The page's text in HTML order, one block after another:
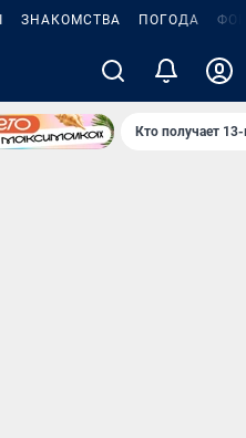
ЗНАКОМСТВА ПОГОДА
Кто получает